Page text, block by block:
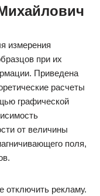
измерения
при их
Приведена
расчеты
графической
от величины
поля,
рекламу.